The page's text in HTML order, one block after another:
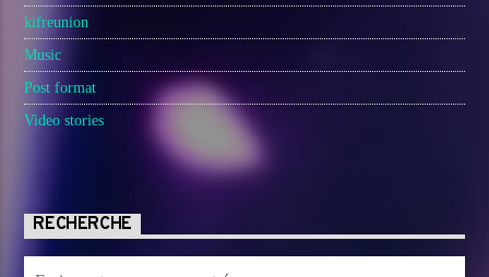
kifreunion
Music
Post format
Video stories
RECHERCHE